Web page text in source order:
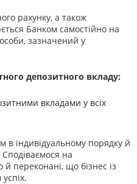
рахунку, а також
Банком самостійно на
зазначений у
депозитного вкладу:
вкладами у всіх
в індивідуальному порядку й
Сподіваємося на
й переконані, що бізнес із